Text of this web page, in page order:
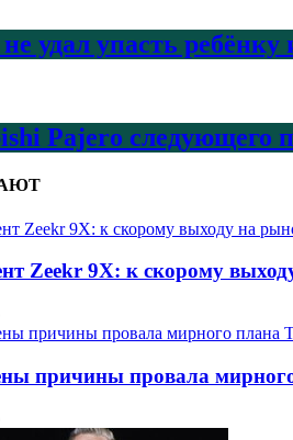
удал упасть
Pajero следующего
Zeekr 9X: к скорому
причины провала